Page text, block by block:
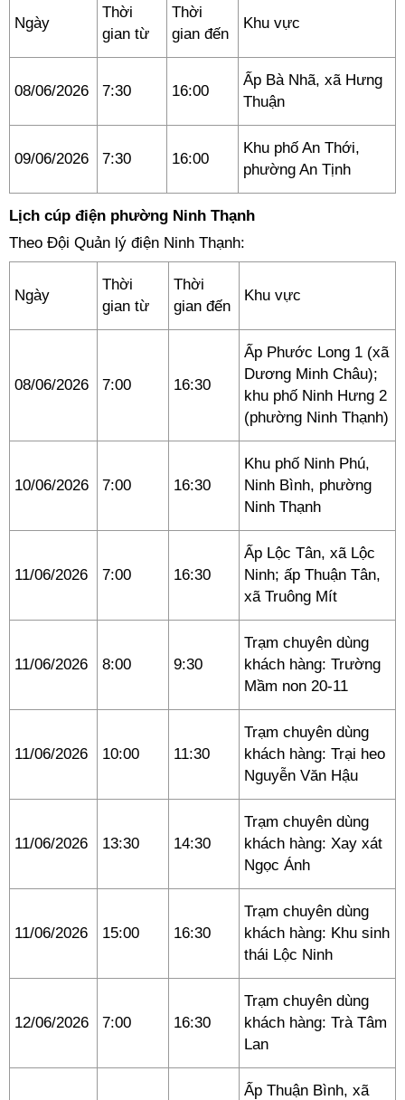
Ngày
Thời
gian từ
Thời
gian đến
Khu vực
08/06/2026 7:30 16:00
Ấp Bà Nhã, xã Hưng
Thuận
09/06/2026 7:30 16:00
Khu phố An Thới,
phường An Tịnh
Lịch cúp điện phường Ninh Thạnh
Theo Đội Quản lý điện Ninh Thạnh:
Ngày
Thời
gian từ
Thời
gian đến
Khu vực
08/06/2026 7:00 16:30
Ấp Phước Long 1 (xã
Dương Minh Châu);
khu phố Ninh Hưng 2
(phường Ninh Thạnh)
10/06/2026 7:00 16:30
Khu phố Ninh Phú,
Ninh Bình, phường
Ninh Thạnh
11/06/2026 7:00 16:30
Ấp Lộc Tân, xã Lộc
Ninh; ấp Thuận Tân,
xã Truông Mít
11/06/2026 8:00 9:30
Trạm chuyên dùng
khách hàng: Trường
Mầm non 20-11
11/06/2026 10:00 11:30
Trạm chuyên dùng
khách hàng: Trại heo
Nguyễn Văn Hậu
11/06/2026 13:30 14:30
Trạm chuyên dùng
khách hàng: Xay xát
Ngọc Ánh
11/06/2026 15:00 16:30
Trạm chuyên dùng
khách hàng: Khu sinh
thái Lộc Ninh
12/06/2026 7:00 16:30
Trạm chuyên dùng
khách hàng: Trà Tâm
Lan
Ấp Thuận Bình, xã